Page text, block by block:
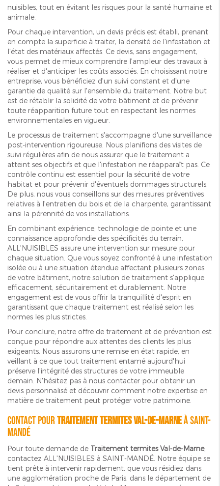
nuisibles, tout en évitant les risques pour la santé humaine et
animale.
Pour chaque intervention, un devis précis est établi, prenant
en compte la superficie à traiter, la densité de l'infestation et
l'état des matériaux affectés. Ce devis, sans engagement,
vous permet de mieux comprendre l'ampleur des travaux à
réaliser et d'anticiper les coûts associés. En choisissant notre
entreprise, vous bénéficiez d'un suivi constant et d'une
garantie de qualité sur l'ensemble du traitement. Notre but
est de rétablir la solidité de votre bâtiment et de prévenir
toute réapparition future tout en respectant les normes
environnementales en vigueur.
Le processus de traitement s'accompagne d'une surveillance
post-intervention rigoureuse. Nous planifions des visites de
suivi régulières afin de nous assurer que le traitement a
atteint ses objectifs et que l'infestation ne réapparaît pas. Ce
contrôle continu est essentiel pour la sécurité de votre
habitat et pour prévenir d'éventuels dommages structurels.
De plus, nous vous conseillons sur des mesures préventives
relatives à l'entretien du bois et de la charpente, garantissant
ainsi la pérennité de vos installations.
En combinant expérience, technologie de pointe et une
connaissance approfondie des spécificités du terrain,
ALL'NUISIBLES assure une intervention sur mesure pour
chaque situation. Que vous soyez confronté à une infestation
isolée ou à une situation étendue affectant plusieurs zones
de votre bâtiment, notre solution de traitement s'applique
efficacement, sécuritairement et durablement. Notre
engagement est de vous offrir la tranquillité d'esprit en
garantissant que chaque traitement est réalisé selon les
normes les plus strictes.
Pour conclure, notre offre de traitement et de prévention est
conçue pour répondre aux attentes des clients les plus
exigeants. Nous assurons une remise en état rapide, en
veillant à ce que tout traitement entamé aujourd'hui
préserve l'intégrité des structures de votre immeuble
demain. N'hésitez pas à nous contacter pour obtenir un
devis personnalisé et découvrir comment notre expertise en
matière de traitement peut protéger votre patrimoine.
Contact pourTraitement termites Val-de-Marneà SAINT-
MANDÉ
Pour toute demande de Traitement termites Val-de-Marne,
contactez ALL'NUISIBLES à SAINT-MANDÉ. Notre équipe se
tient prête à intervenir rapidement, que vous résidiez dans
une agglomération proche de Paris, dans le département de